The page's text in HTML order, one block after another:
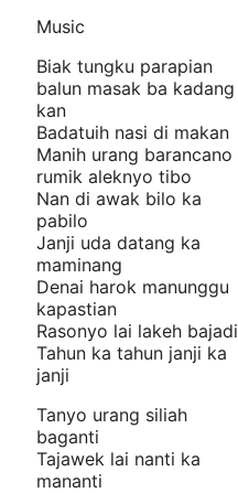
Music
Biak tungku parapian
balun masak ba kadang
kan
Badatuih nasi di makan
Manih urang barancano
rumik aleknyo tibo
Nan di awak bilo ka
pabilo
Janji uda datang ka
maminang
Denai harok manunggu
kapastian
Rasonyo lai lakeh bajadi
Tahun ka tahun janji ka
janji
Tanyo urang siliah
baganti
Tajawek lai nanti ka
mananti